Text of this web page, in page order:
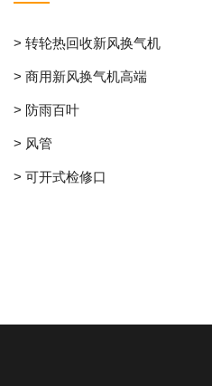
> 转轮热回收新风换气机
> 商用新风换气机高端
> 防雨百叶
> 风管
> 可开式检修口